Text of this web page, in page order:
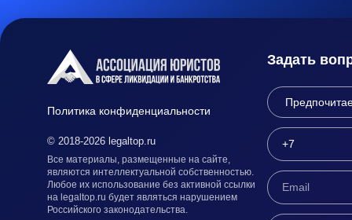
Политика конфиденциальности
© 2018-2026 legaltop.ru
Все материалы, размещенные на сайте,
являются интеллектуальной собственностью.
Любое их использование без активной ссылки
на legaltop.ru будет являться нарушением
Российского законодательства.
Задать